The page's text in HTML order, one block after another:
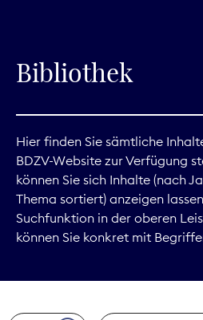
Service
Bibliothek
Hier finden Sie sämtliche
BDZV-Website zur Verfügung
können Sie sich Inhalte (nach
Thema sortiert) anzeigen
Suchfunktion in der oberen
können Sie konkret mit